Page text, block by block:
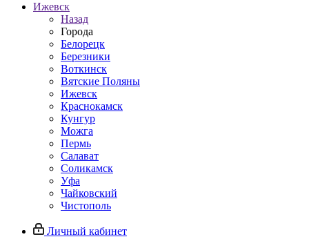
Ижевск
Назад
Города
Белорецк
Березники
Воткинск
Вятские Поляны
Ижевск
Краснокамск
Кунгур
Можга
Пермь
Салават
Соликамск
Уфа
Чайковский
Чистополь
Личный кабинет